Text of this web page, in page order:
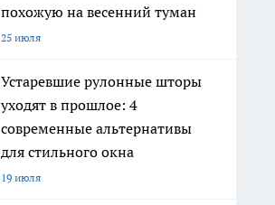
похожую на весенний туман
25 июля
Устаревшие рулонные шторы
уходят в прошлое: 4
современные альтернативы
для стильного окна
19 июля